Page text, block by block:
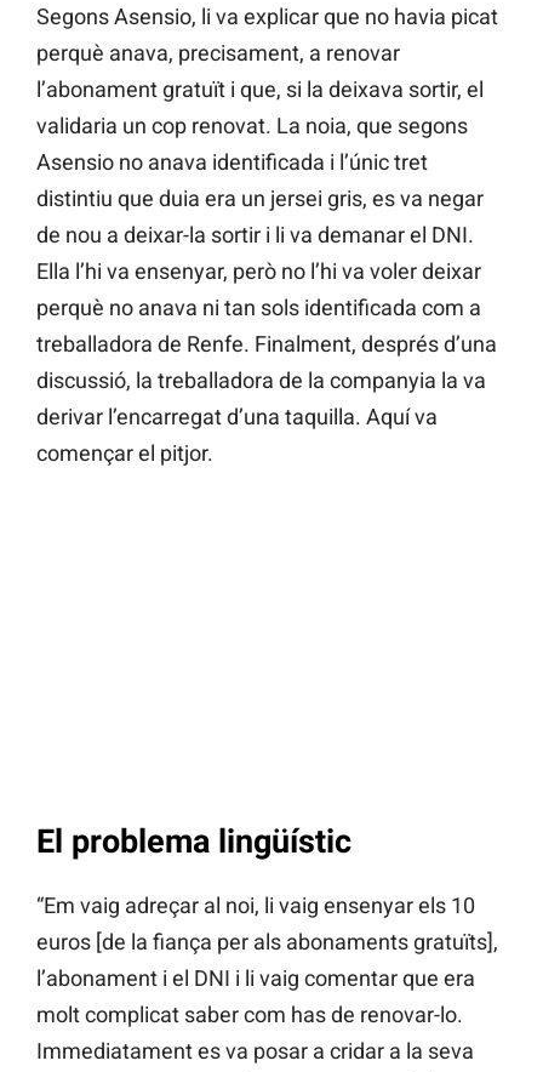
Segons Asensio, li va explicar que no havia picat
perquè anava, precisament, a renovar
l’abonament gratuït i que, si la deixava sortir, el
validaria un cop renovat. La noia, que segons
Asensio no anava identificada i l’únic tret
distintiu que duia era un jersei gris, es va negar
de nou a deixar-la sortir i li va demanar el DNI.
Ella l’hi va ensenyar, però no l’hi va voler deixar
perquè no anava ni tan sols identificada com a
treballadora de Renfe. Finalment, després d’una
discussió, la treballadora de la companyia la va
derivar l’encarregat d’una taquilla. Aquí va
començar el pitjor.
El problema lingüístic
“Em vaig adreçar al noi, li vaig ensenyar els 10
euros [de la fiança per als abonaments gratuïts],
l’abonament i el DNI i li vaig comentar que era
molt complicat saber com has de renovar-lo.
Immediatament es va posar a cridar a la seva